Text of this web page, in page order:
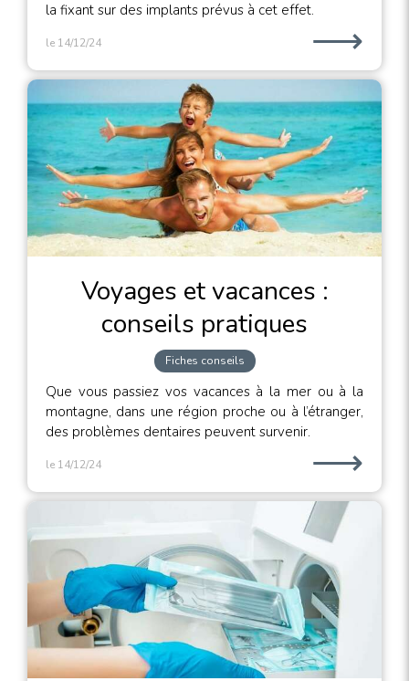
la fixant sur des implants prévus à cet effet.
le 14/12/24 ⟶
Voyages et vacances :
conseils pratiques
Fiches conseils
Que vous passiez vos vacances à la mer ou à la
montagne, dans une région proche ou à l’étranger,
des problèmes dentaires peuvent survenir.
le 14/12/24 ⟶